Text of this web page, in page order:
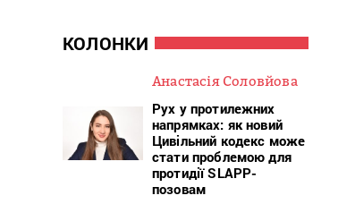
КОЛОНКИ
Анастасія Соловйова
Рух у протилежних
напрямках: як новий
Цивільний кодекс може
стати проблемою для
протидії SLAPP-
позовам